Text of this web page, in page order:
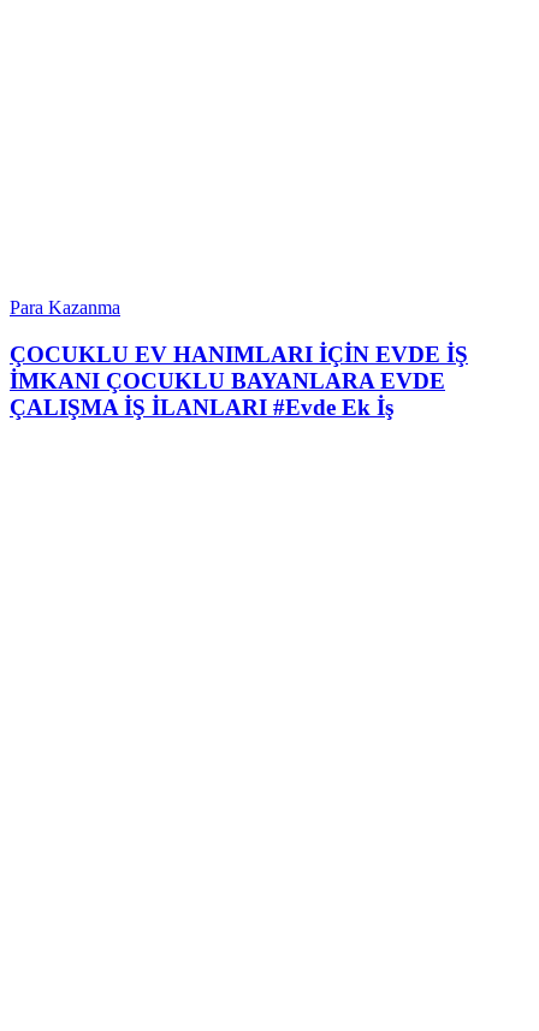
Para Kazanma
ÇOCUKLU EV HANIMLARI İÇİN EVDE İŞ
İMKANI ÇOCUKLU BAYANLARA EVDE
ÇALIŞMA İŞ İLANLARI #Evde Ek İş